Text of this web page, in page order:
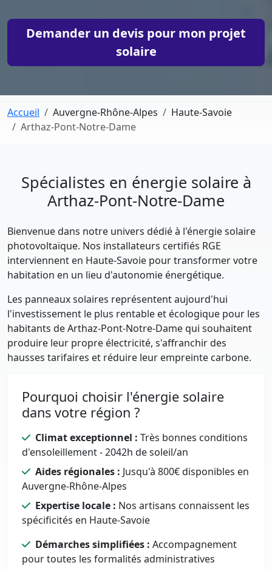
Demander un devis pour mon projet
solaire
Accueil Auvergne-Rhône-Alpes
Haute-Savoie
Arthaz-Pont-Notre-Dame
Spécialistes en énergie solaire à
Arthaz-Pont-Notre-Dame
Bienvenue dans notre univers dédié à l'énergie solaire
photovoltaïque. Nos installateurs certifiés RGE
interviennent en Haute-Savoie pour transformer votre
habitation en un lieu d'autonomie énergétique.
Les panneaux solaires représentent aujourd'hui
l'investissement le plus rentable et écologique pour les
habitants de Arthaz-Pont-Notre-Dame qui souhaitent
produire leur propre électricité, s'affranchir des
hausses tarifaires et réduire leur empreinte carbone.
Pourquoi choisir l'énergie solaire
dans votre région ?
Climat exceptionnel : Très bonnes conditions
d'ensoleillement - 2042h de soleil/an
Aides régionales : Jusqu'à 800€ disponibles en
Auvergne-Rhône-Alpes
Expertise locale : Nos artisans connaissent les
spécificités en Haute-Savoie
Démarches simplifiées : Accompagnement
pour toutes les formalités administratives